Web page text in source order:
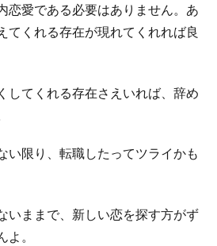
恋愛である必要はありません。あ
てくれる存在が現れてくれれば良
してくれる存在さえいれば、辞め
い限り、転職したってツライかも
いままで、新しい恋を探す方がず
。